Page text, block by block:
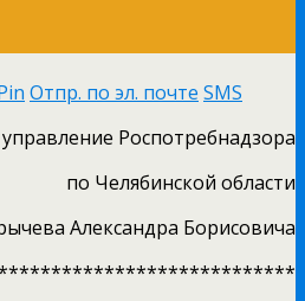
Отпр. по эл. почте SMS
Роспотребнадзора
по Челябинской области
Александра Борисовича